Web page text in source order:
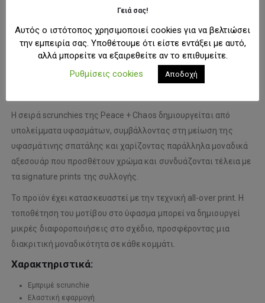
Figuer Scrunchie
με το χαρακτηριστικό all-over Figuer print
και τη μοναδική woven ετικέτα P+C αποτελεί τον ιδανικό
Η σειρά scrunchies της Peace + Chaos δημιουργείται από
υπολείμματα υφασμάτων, συμβάλλοντας στη μείωση της
υφασμάτινης σπατάλης και χαρίζοντας παράλληλα μοναδικά
αξεσουάρ που προσθέτουν χρώμα και συνδυάζονται τέλεια με
τα signature prints της συλλογής.
Το προϊόν έχει κατασκευαστεί με την τεχνική all-over print. Η
τοποθέτηση του μοτίβου στο ύφασμα μπορεί να δημιουργεί
μικρές διαφοροποιήσεις στο σχέδιο, προσφέροντας μια
διακριτική μοναδικότητα σε κάθε κομμάτι.
Χαρακτηριστικά:
Εμπριμέ scrunchie
Ελαστική εφαρμογή
Γειά σας!
Αυτός ο ιστότοπος χρησιμοποιεί cookies για να βελτιώσει
την εμπειρία σας. Υποθέτουμε ότι είστε εντάξει με αυτό,
αλλά μπορείτε να εξαιρεθείτε αν το επιθυμείτε.
Ρυθμίσεις cookies
Αποδοχή